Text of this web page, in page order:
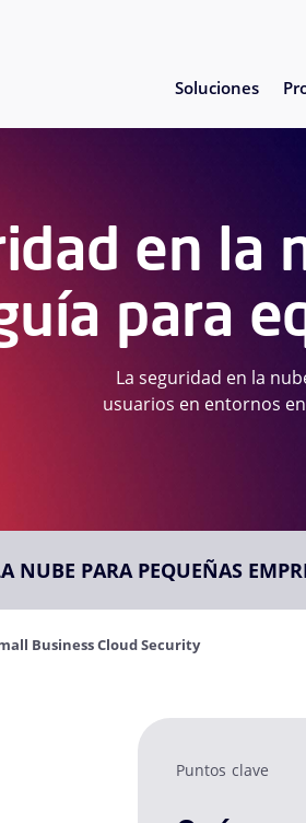
Soluciones
en la
para
La seguridad en la
usuarios en entornos
NUBE PARA PEQUEÑAS
Business Cloud Security
Puntos clave